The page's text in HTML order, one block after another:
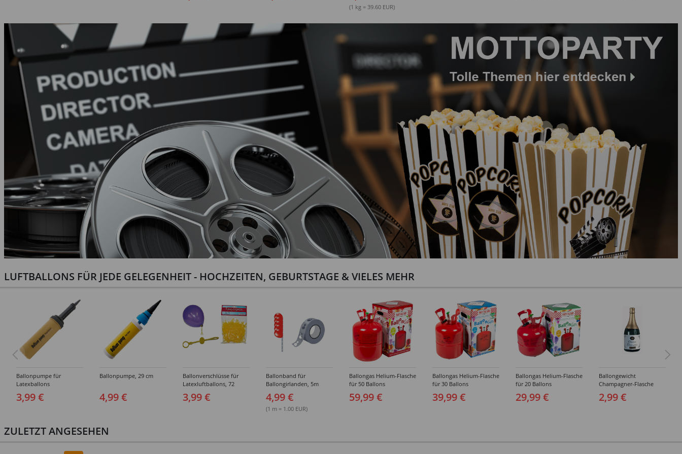
(1 kg = 39.60 EUR)
LUFTBALLONS FÜR JEDE GELEGENHEIT - HOCHZEITEN, GEBURTSTAGE & VIELES MEHR
Ballonpumpe für
Latexballons
3,99 €
Ballonpumpe, 29 cm
4,99 €
Ballonverschlüsse für
Latexluftballons, 72
Stück
3,99 €
Ballonband für
Ballongirlanden, 5m
Deko-Band aus PVC
4,99 €
(1 m = 1.00 EUR)
Ballongas Helium-Flasche
für 50 Ballons
59,99 €
Ballongas Helium-Flasche
für 30 Ballons
39,99 €
Ballongas Helium-Flasche
für 20 Ballons
29,99 €
Ballongewicht
Champagner-Flasche
2,99 €
ZULETZT ANGESEHEN